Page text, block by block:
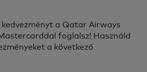
a Qatar Airways
foglalsz! Használd
a következő